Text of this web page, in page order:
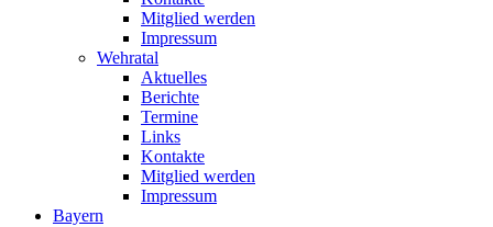
Mitglied werden
Impressum
Wehratal
Aktuelles
Berichte
Termine
Links
Kontakte
Mitglied werden
Impressum
Bayern